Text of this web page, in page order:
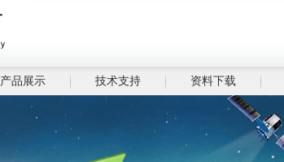
产品展示 技术支持 资料下载